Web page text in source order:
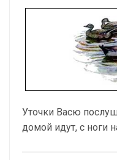
Уточки Васю
домой идут, с ноги